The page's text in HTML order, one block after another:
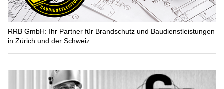
RRB GmbH: Ihr Partner für Brandschutz und Baudienstleistungen
in Zürich und der Schweiz